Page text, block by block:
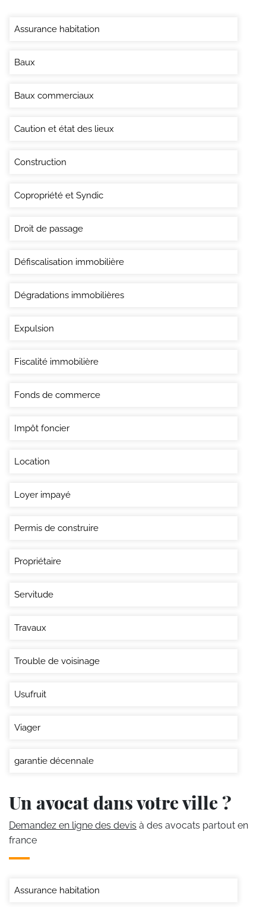
Assurance habitation
Baux
Baux commerciaux
Caution et état des lieux
Construction
Copropriété et Syndic
Droit de passage
Défiscalisation immobilière
Dégradations immobilières
Expulsion
Fiscalité immobilière
Fonds de commerce
Impôt foncier
Location
Loyer impayé
Permis de construire
Propriétaire
Servitude
Travaux
Trouble de voisinage
Usufruit
Viager
garantie décennale
Un avocat dans votre ville ?
Demandez en ligne des devis à des avocats partout en
france
Assurance habitation